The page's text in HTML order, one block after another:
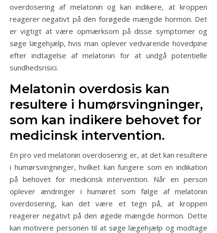
overdosering af melatonin og kan indikere, at kroppen
reagerer negativt på den forøgede mængde hormon. Det
er vigtigt at være opmærksom på disse symptomer og
søge lægehjælp, hvis man oplever vedvarende hovedpine
efter indtagelse af melatonin for at undgå potentielle
sundhedsrisici.
Melatonin overdosis kan
resultere i humørsvingninger,
som kan indikere behovet for
medicinsk intervention.
En pro ved melatonin overdosering er, at det kan resultere
i humørsvingninger, hvilket kan fungere som en indikation
på behovet for medicinsk intervention. Når en person
oplever ændringer i humøret som følge af melatonin
overdosering, kan det være et tegn på, at kroppen
reagerer negativt på den øgede mængde hormon. Dette
kan motivere personen til at søge lægehjælp og modtage